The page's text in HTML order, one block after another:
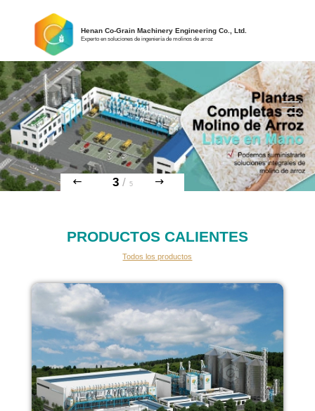
Henan Co-Grain Machinery Engineering Co., Ltd.
Experto en soluciones de ingeniería de molinos de arroz
3/ 5
PRODUCTOS CALIENTES
Todos los productos